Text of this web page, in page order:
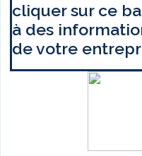
cliquer sur ce
à des
de votre